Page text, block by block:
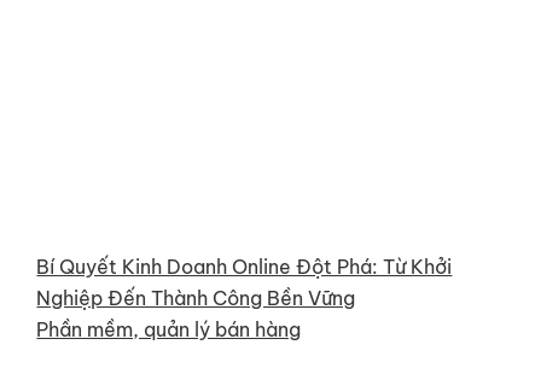
Bí Quyết Kinh Doanh Online Đột Phá: Từ Khởi
Nghiệp Đến Thành Công Bền Vững
Phần mềm, quản lý bán hàng